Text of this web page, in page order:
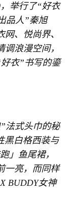
举行了“好衣
品人”秦旭
、悦尚界、
浪漫空间，
衣”书写的鎏
法式头巾的秘
黑白格西装与
」鱼尾裙，
一亮，而同样
BUDDY女神